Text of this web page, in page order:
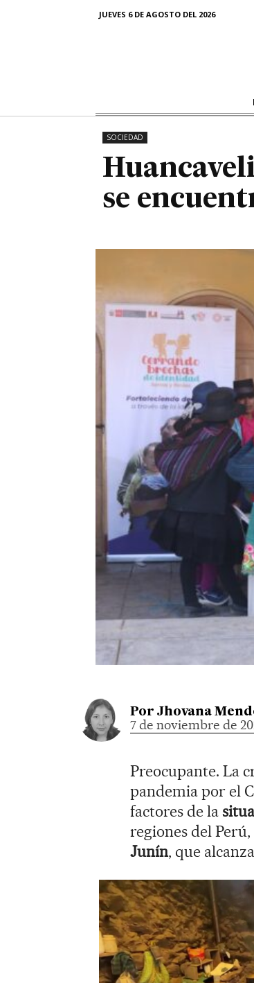
JUEVES 6 DE AGOSTO DEL 2026
se
SOCIEDAD
se
Por Jhovana
7 de noviembre de
Preocupante. La
pandemia por el
factores de la
regiones del
Junín, que